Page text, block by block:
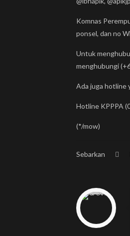
Komnas
ponsel, dan no
Untuk
menghubungi
Ada juga hotline
Hotline KPPPA
(*/mow)
Sebarkan
Warning
: Trying to access array offset on null in
/home/u833233641/domains/beplus.id/public_html/wp-content/themes/betheme/includes/content-single.php
on line
286